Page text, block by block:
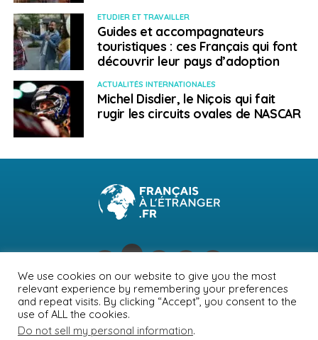
culturelles (MICC), lesCentres locaux d’emploi
nombre de cent cinquante dans les dix-sept régions.
Citim est un organisme qui accompagne les arrivants à
la recherche d’un emploi en leur proposant des offres
mais aussi en les inscrivant dans un système de
réseautage avec des employeurs. Citim suit aussi les
Pvtistes, de la préparation de leur demande jusqu’à
d’emplois récemment installés :www.citim.org.
D’autres organismes communautaires comme le
Réseau des carrefours jeunesse-emploi du Québec
sont également d’une aide précieuse.
Attention,certains métiers sont par ailleurs
réglementés, régis par des ordres professionnels
(médecin, infirmière, ingénieur…) ou par des organismes
réglementés (électricien, plombier, mécaniciens,
ETUDIER ET TRAVAILLER
Guides et accompagnateurs
touristiques : ces Français qui font
découvrir leur pays d’adoption
ACTUALITÉS INTERNATIONALES
Michel Disdier, le Niçois qui fait
rugir les circuits ovales de NASCAR
NEWSLETTER PUBLICITÉ CONTACTS
MENTIONS LÉGALES
POLITIQUE DE CONFIDENTIALITÉ
We use cookies on our website to give you the most
relevant experience by remembering your preferences
and repeat visits. By clicking “Accept”, you consent to the
use of ALL the cookies.
Do not sell my personal information.